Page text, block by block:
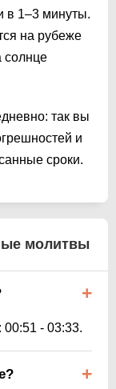
в 1–3 минуты.
на рубеже
солнце
так вы
и
сроки.
молитвы
00:51 - 03:33.